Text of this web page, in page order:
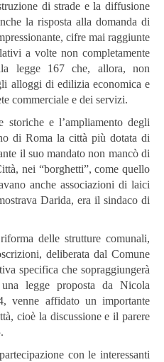
di strade e la diffusione
la risposta alla domanda di
cifre mai raggiunte
a volte non completamente
legge 167 che, allora, non
alloggi di edilizia economica e
commerciale e dei servizi.
storiche e l’ampliamento degli
di Roma la città più dotata di
il suo mandato non mancò di
nei “borghetti”, come quello
anche associazioni di laici
Darida, era il sindaco di
delle strutture comunali,
deliberata dal Comune
specifica che sopraggiungerà
legge proposta da Nicola
venne affidato un importante
cioè la discussione e il parere
con le interessanti